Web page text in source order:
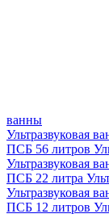
ванны
Ультразвуковая
ПСБ 56 литров
Ультразвуковая
ПСБ 22 литра
Ультразвуковая
ПСБ 12 литров